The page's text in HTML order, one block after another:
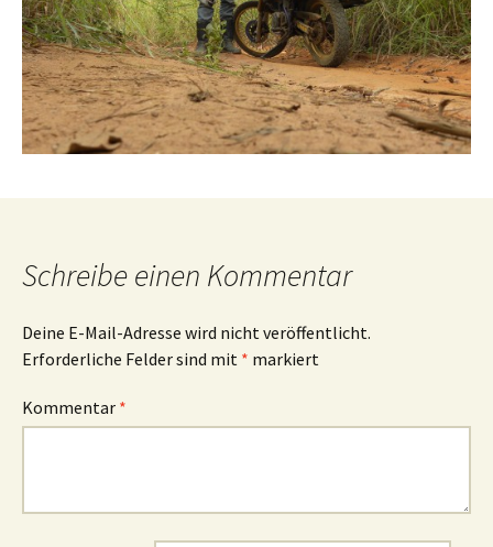
Schreibe einen Kommentar
Deine E-Mail-Adresse wird nicht veröffentlicht.
Erforderliche Felder sind mit * markiert
Kommentar *